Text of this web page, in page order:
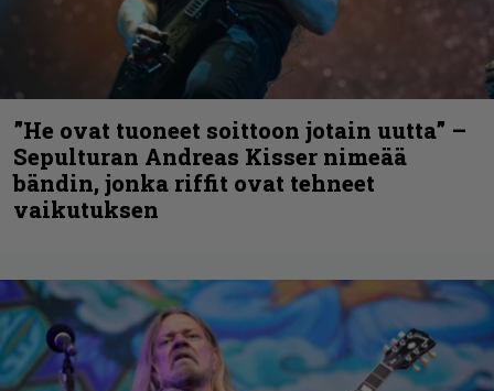
”He ovat tuoneet soittoon jotain uutta” –
Sepulturan Andreas Kisser nimeää
bändin, jonka riffit ovat tehneet
vaikutuksen